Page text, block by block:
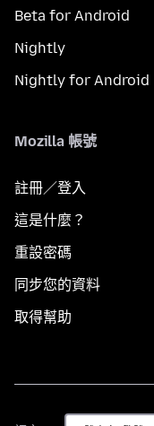
Beta for Android
Nightly
Nightly for Android
Mozilla 帳號
註冊／登入
這是什麼？
重設密碼
同步您的資料
取得幫助
語